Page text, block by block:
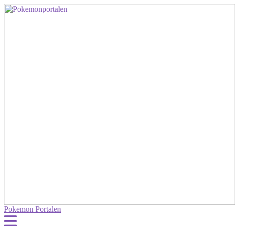
Pokemon Portalen